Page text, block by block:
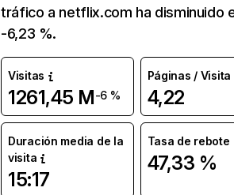
tráfico a netflix.com ha disminuido
-6,23 %.
Visitas
1261,45 M-6 %
Páginas / Visita
4,22
Duración media de la
visita
15:17
Tasa de rebote
47,33 %